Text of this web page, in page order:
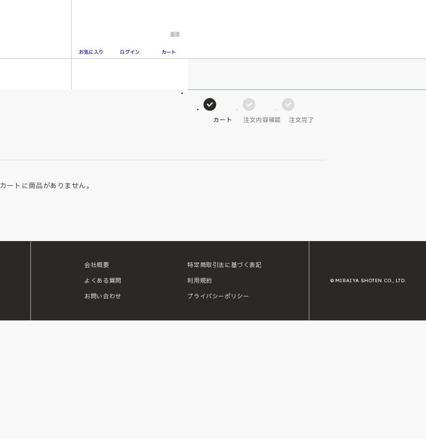
2026/7/23 『ONE PIECE magazine 021 ONE PIECEカード付き同梱版』発売延期のご案内
お気に入り ログイン
0
カート
カート 注文内容確認 注文完了
カートに商品がありません。
会社概要
よくある質問
お問い合わせ
特定商取引法に基づく表記
利用規約
プライバシーポリシー
© MIRAIYA SHOTEN CO., LTD.